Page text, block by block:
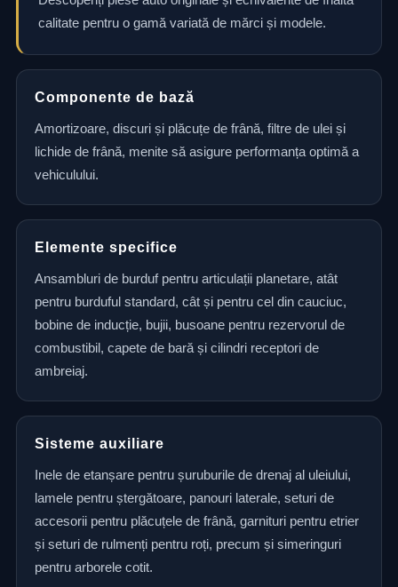
calitate pentru o gamă variată de mărci și modele.
Componente de bază
Amortizoare, discuri și plăcuțe de frână, filtre de ulei și
lichide de frână, menite să asigure performanța optimă a
vehiculului.
Elemente specifice
Ansambluri de burduf pentru articulații planetare, atât
pentru burduful standard, cât și pentru cel din cauciuc,
bobine de inducție, bujii, busoane pentru rezervorul de
combustibil, capete de bară și cilindri receptori de
ambreiaj.
Sisteme auxiliare
Inele de etanșare pentru șuruburile de drenaj al uleiului,
lamele pentru ștergătoare, panouri laterale, seturi de
accesorii pentru plăcuțele de frână, garnituri pentru etrier
și seturi de rulmenți pentru roți, precum și simeringuri
pentru arborele cotit.